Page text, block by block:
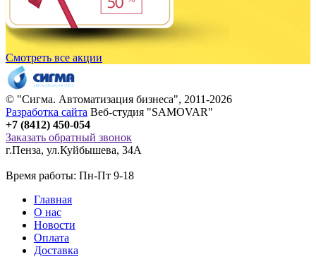
Смотреть все акции
© "Сигма. Автоматизация бизнеса", 2011-2026
Разработка сайта Веб-студия "SAMOVAR"
+7 (8412) 450-054
Заказать обратный звонок
г.Пенза, ул.Куйбышева, 34А
Время работы: Пн-Пт 9-18
Главная
О нас
Новости
Оплата
Доставка